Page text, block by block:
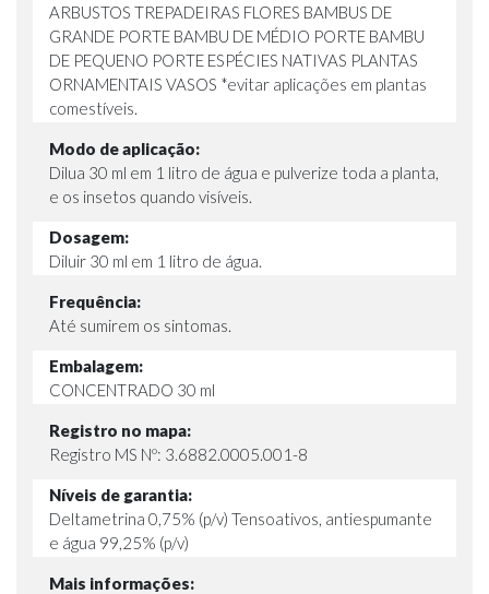
ARBUSTOS TREPADEIRAS FLORES BAMBUS DE
GRANDE PORTE BAMBU DE MÉDIO PORTE BAMBU
DE PEQUENO PORTE ESPÉCIES NATIVAS PLANTAS
ORNAMENTAIS VASOS *evitar aplicações em plantas
comestíveis.
Modo de aplicação:
Dilua 30 ml em 1 litro de água e pulverize toda a planta,
e os insetos quando visíveis.
Dosagem:
Diluir 30 ml em 1 litro de água.
Frequência:
Até sumirem os sintomas.
Embalagem:
CONCENTRADO 30 ml
Registro no mapa:
Registro MS Nº: 3.6882.0005.001-8
Níveis de garantia:
Deltametrina 0,75% (p/v) Tensoativos, antiespumante
e água 99,25% (p/v)
Mais informações: